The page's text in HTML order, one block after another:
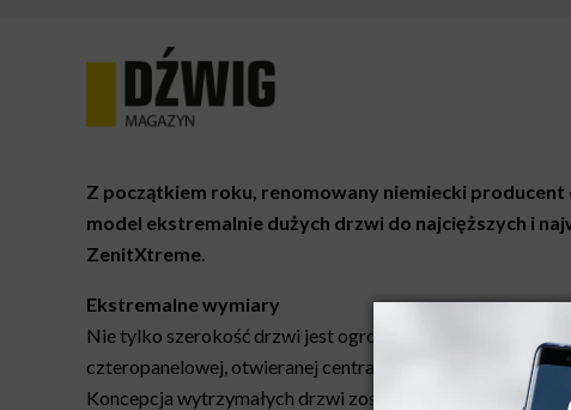
Z początkiem roku, renomowany niemiecki
model ekstremalnie dużych drzwi do najcięższych i
ZenitXtreme.
Ekstremalne wymiary
Nie tylko szerokość drzwi jest ogromna (szerokość
czteropanelowej, otwieranej centralnie). W każdym
Koncepcja wytrzymałych drzwi została specjalnie